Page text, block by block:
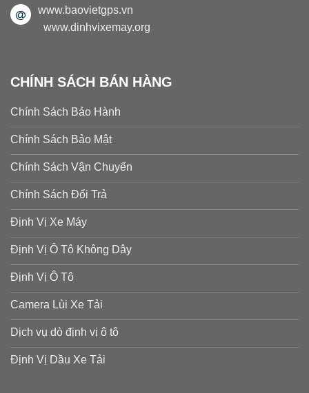
www.baovietgps.vn
www.dinhvixemay.org
CHÍNH SÁCH BÁN HÀNG
Chính Sách Bảo Hành
Chính Sách Bảo Mật
Chính Sách Vận Chuyển
Chính Sách Đổi Trả
Định Vị Xe Máy
Định Vị Ô Tô Không Dây
Định Vị Ô Tô
Camera Lùi Xe Tải
Dịch vụ dò định vị ô tô
Định Vị Dầu Xe Tải